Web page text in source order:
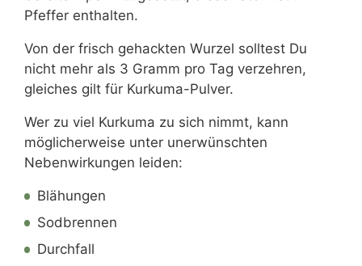
Pfeffer enthalten.
Von der frisch gehackten Wurzel solltest Du
nicht mehr als 3 Gramm pro Tag verzehren,
gleiches gilt für Kurkuma-Pulver.
Wer zu viel Kurkuma zu sich nimmt, kann
möglicherweise unter unerwünschten
Nebenwirkungen leiden:
Blähungen
Sodbrennen
Durchfall